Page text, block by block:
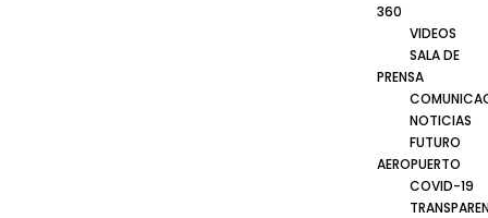
360
VIDEOS
SALA DE
PRENSA
NOTICIAS
FUTURO
AEROPUERTO
COVID-19